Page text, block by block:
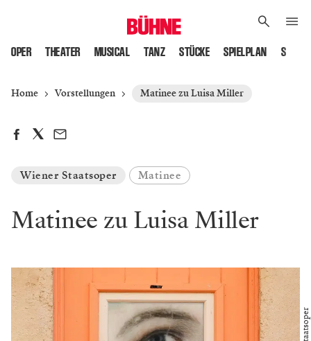
OPER THEATER MUSICAL TANZ STÜCKE SPIELPLAN
Home Vorstellungen Matinee zu Luisa Miller
Wiener Staatsoper Matinee
Matinee zu Luisa Miller